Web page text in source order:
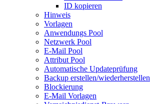
ID kopieren
Hinweis
Vorlagen
Anwendungs Pool
Netzwerk Pool
E-Mail Pool
Attribut Pool
Automatische Updateprüfung
Backup erstellen/wiederherstellen
Blockierung
E-Mail Vorlagen